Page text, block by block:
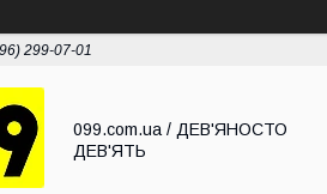
299-07-01
099.com.ua / ДЕВ'ЯНОСТО
ДЕВ'ЯТЬ